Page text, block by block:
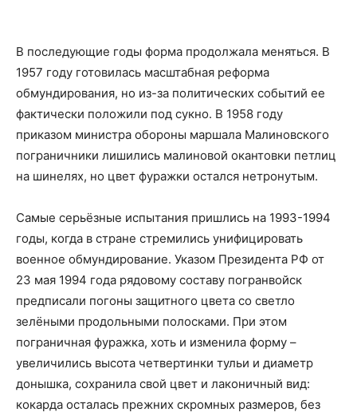
В последующие годы форма продолжала меняться. В
1957 году готовилась масштабная реформа
обмундирования, но из-за политических событий ее
фактически положили под сукно. В 1958 году
приказом министра обороны маршала Малиновского
пограничники лишились малиновой окантовки петлиц
на шинелях, но цвет фуражки остался нетронутым.
Самые серьёзные испытания пришлись на 1993-1994
годы, когда в стране стремились унифицировать
военное обмундирование. Указом Президента РФ от
23 мая 1994 года рядовому составу погранвойск
предписали погоны защитного цвета со светло
зелёными продольными полосками. При этом
пограничная фуражка, хоть и изменила форму –
увеличились высота четвертинки тульи и диаметр
донышка, сохранила свой цвет и лаконичный вид:
кокарда осталась прежних скромных размеров, без